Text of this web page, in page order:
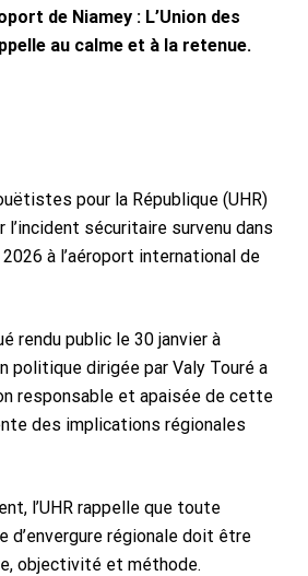
de Niamey : L’Union des
au calme et à la retenue.
pour la République (UHR)
l’incident sécuritaire survenu dans
à l’aéroport international de
rendu public le 30 janvier à
politique dirigée par Valy Touré a
responsable et apaisée de cette
des implications régionales
l’UHR rappelle que toute
d’envergure régionale doit être
objectivité et méthode.